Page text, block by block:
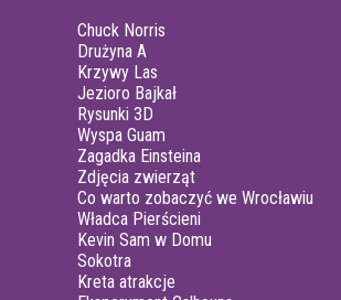
Chuck Norris
Drużyna A
Krzywy Las
Jezioro Bajkał
Rysunki 3D
Wyspa Guam
Zagadka Einsteina
Zdjęcia zwierząt
Co warto zobaczyć we Wrocławiu
Władca Pierścieni
Kevin Sam w Domu
Sokotra
Kreta atrakcje